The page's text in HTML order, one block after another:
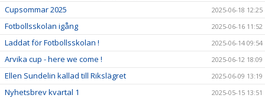
Cupsommar 2025 2025-06-18 12:25
Fotbollsskolan igång 2025-06-16 11:52
Laddat för Fotbollsskolan ! 2025-06-14 09:54
Arvika cup - here we come ! 2025-06-12 18:09
Ellen Sundelin kallad till Rikslägret 2025-06-09 13:19
Nyhetsbrev kvartal 1 2025-05-15 13:51